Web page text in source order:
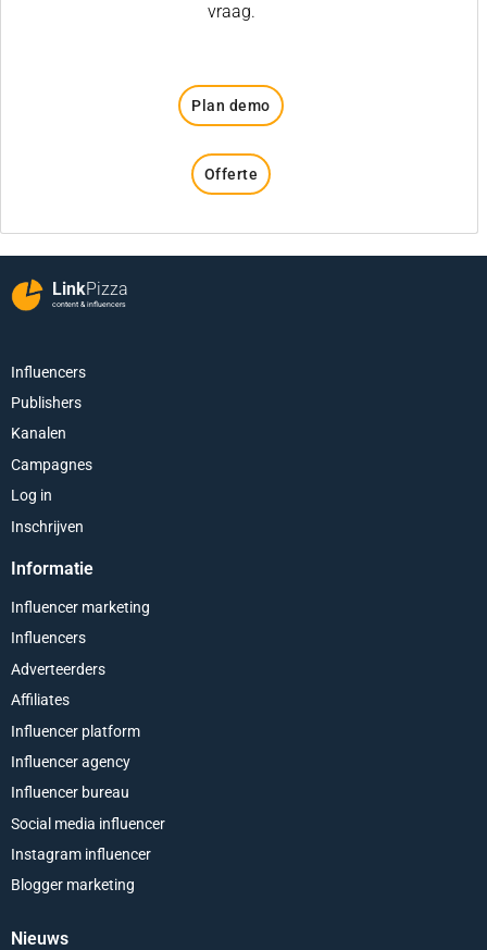
vraag.
Plan demo
Offerte
LinkPizza
content & influencers
Influencers
Publishers
Kanalen
Campagnes
Log in
Inschrijven
Informatie
Influencer marketing
Influencers
Adverteerders
Affiliates
Influencer platform
Influencer agency
Influencer bureau
Social media influencer
Instagram influencer
Blogger marketing
Nieuws